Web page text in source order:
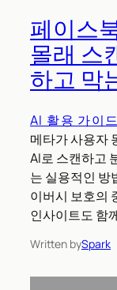
페이스
몰래 스
하고 막
AI 활용 가이드
메타가 사용자
AI로 스캔하고
는 실용적인 방
이버시 보호의
인사이트도 함
Written bySpark